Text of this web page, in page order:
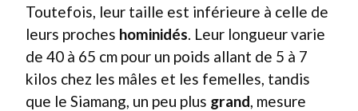
Toutefois, leur taille est inférieure à celle de
leurs proches hominidés . Leur longueur varie
de 40 à 65 cm pour un poids allant de 5 à 7
kilos chez les mâles et les femelles, tandis
que le Siamang, un peu plus grand , mesure